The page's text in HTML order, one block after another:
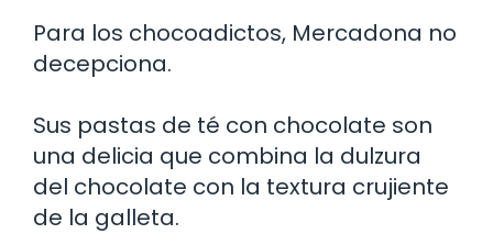
Para los chocoadictos, Mercadona no
decepciona.
Sus pastas de té con chocolate son
una delicia que combina la dulzura
del chocolate con la textura crujiente
de la galleta.